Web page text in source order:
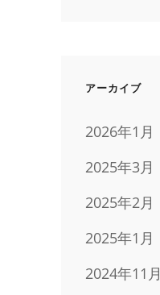
アーカイブ
2026年1月
2025年3月
2025年2月
2025年1月
2024年11月